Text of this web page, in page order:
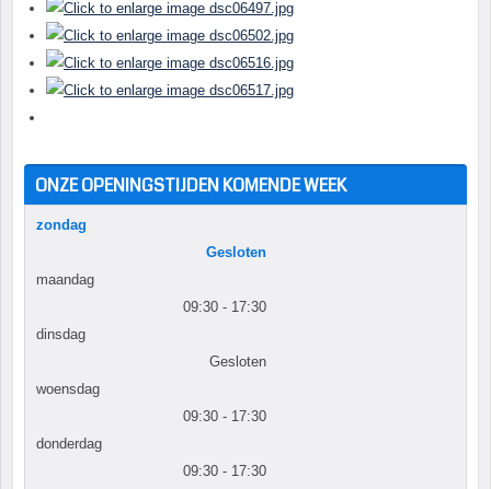
ONZE OPENINGSTIJDEN KOMENDE WEEK
zondag
Gesloten
maandag
09:30 - 17:30
dinsdag
Gesloten
woensdag
09:30 - 17:30
donderdag
09:30 - 17:30